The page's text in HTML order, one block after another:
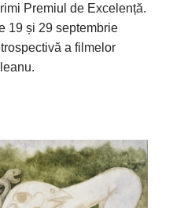
Premiul de Excelență.
19 și 29 septembrie
a filmelor